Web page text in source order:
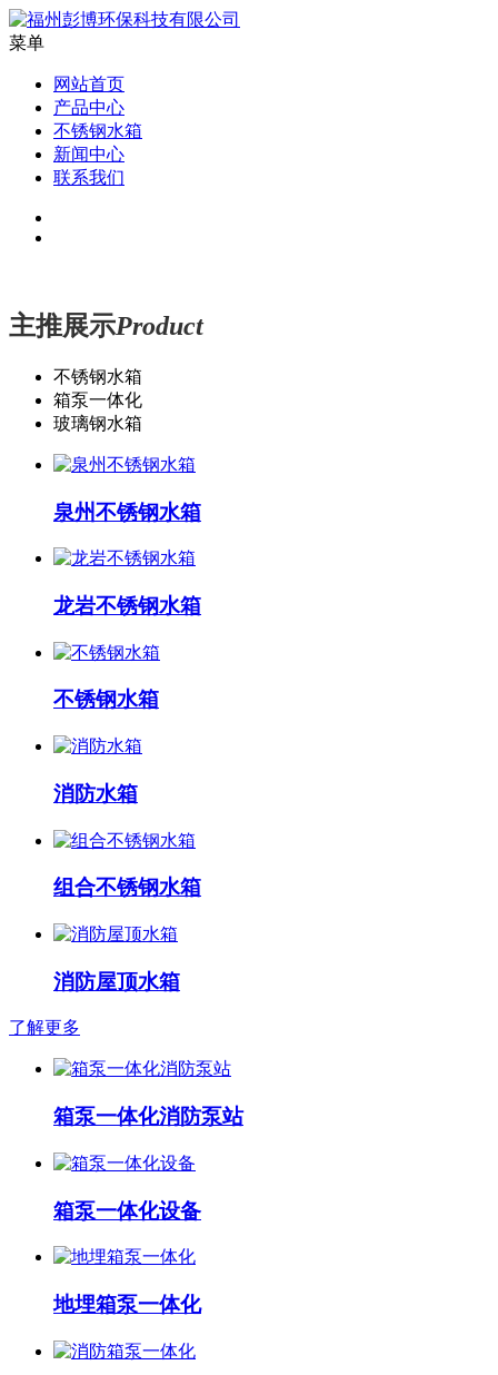
菜单
网站首页
产品中心
不锈钢水箱
新闻中心
联系我们
主推展示Product
不锈钢水箱
箱泵一体化
玻璃钢水箱
泉州不锈钢水箱
龙岩不锈钢水箱
不锈钢水箱
消防水箱
组合不锈钢水箱
消防屋顶水箱
了解更多
箱泵一体化消防泵站
箱泵一体化设备
地埋箱泵一体化